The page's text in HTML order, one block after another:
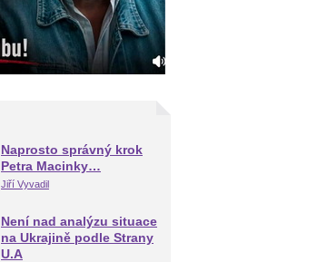
Naprosto správný krok
Petra Macinky…
Jiří Vyvadil
Není nad analýzu situace
na Ukrajině podle Strany
U.A